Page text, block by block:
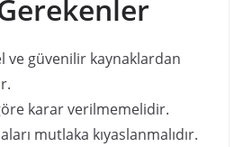
ve güvenilir kaynaklardan
karar verilmemelidir.
mutlaka kıyaslanmalıdır.